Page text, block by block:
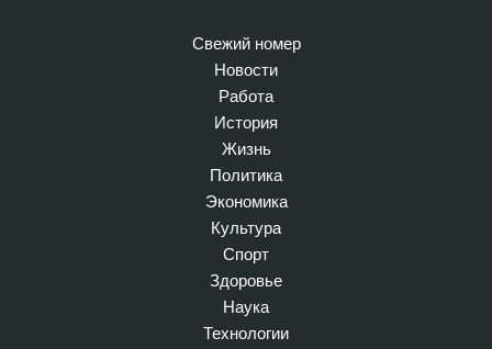
Свежий номер
Новости
Работа
История
Жизнь
Политика
Экономика
Культура
Спорт
Здоровье
Наука
Технологии